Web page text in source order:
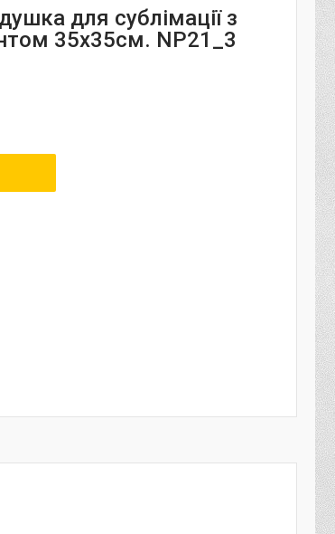
для сублімації з
35х35см. NP21_3